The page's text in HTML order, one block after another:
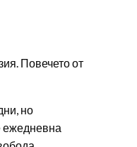
Повечето от
но
ежедневна